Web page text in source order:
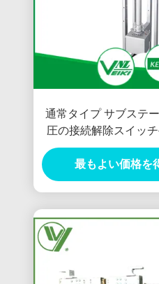
通常タイプ サブステ
圧の接続解除スイッ
ム12KV
最もよい価格を